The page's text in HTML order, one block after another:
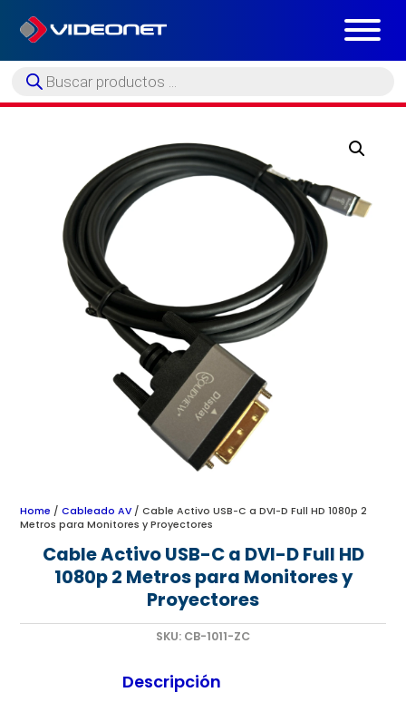
Búsqueda
de
Home /Cableado AV / Cable Activo USB-C a DVI-D Full HD 1080p 2
Metros para Monitores y Proyectores
Cable Activo USB-C a DVI-D Full HD
1080p 2 Metros para Monitores y
Proyectores
SKU: CB-1011-ZC
Descripción